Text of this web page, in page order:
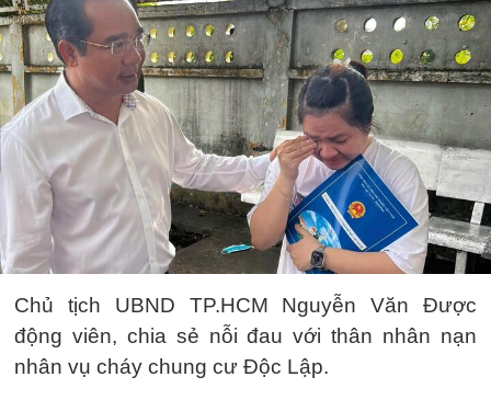
Chủ tịch UBND TP.HCM Nguyễn Văn Được
động viên, chia sẻ nỗi đau với thân nhân nạn
nhân vụ cháy chung cư Độc Lập.